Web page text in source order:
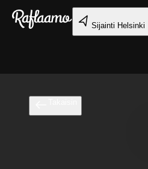
Siirry pääsisältöön
Sijainti Helsinki